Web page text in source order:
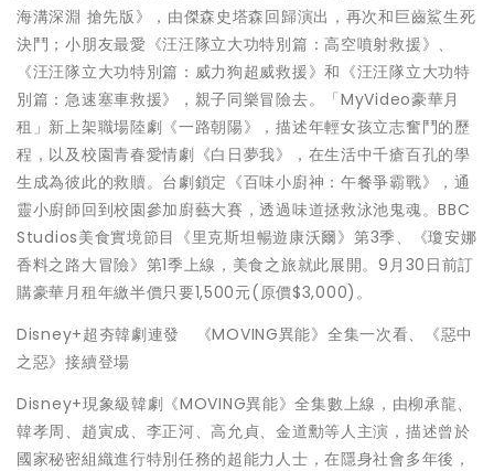
海溝深淵 搶先版》，由傑森史塔森回歸演出，再次和巨齒鯊生死
決鬥；小朋友最愛《汪汪隊立大功特別篇：高空噴射救援》、
《汪汪隊立大功特別篇：威力狗超威救援》和《汪汪隊立大功特
別篇：急速塞車救援》，親子同樂冒險去。「MyVideo豪華月
租」新上架職場陸劇《一路朝陽》，描述年輕女孩立志奮鬥的歷
程，以及校園青春愛情劇《白日夢我》，在生活中千瘡百孔的學
生成為彼此的救贖。台劇鎖定《百味小廚神：午餐爭霸戰》，通
靈小廚師回到校園參加廚藝大賽，透過味道拯救泳池鬼魂。BBC
Studios美食實境節目《里克斯坦暢遊康沃爾》第3季、《瓊安娜
香料之路大冒險》第1季上線，美食之旅就此展開。9月30日前訂
購豪華月租年繳半價只要1,500元(原價$3,000)。
Disney+超夯韓劇連發 《MOVING異能》全集一次看、《惡中
之惡》接續登場
Disney+現象級韓劇《MOVING異能》全集數上線，由柳承龍、
韓孝周、趙寅成、李正河、高允貞、金道勳等人主演，描述曾於
國家秘密組織進行特別任務的超能力人士，在隱身社會多年後，